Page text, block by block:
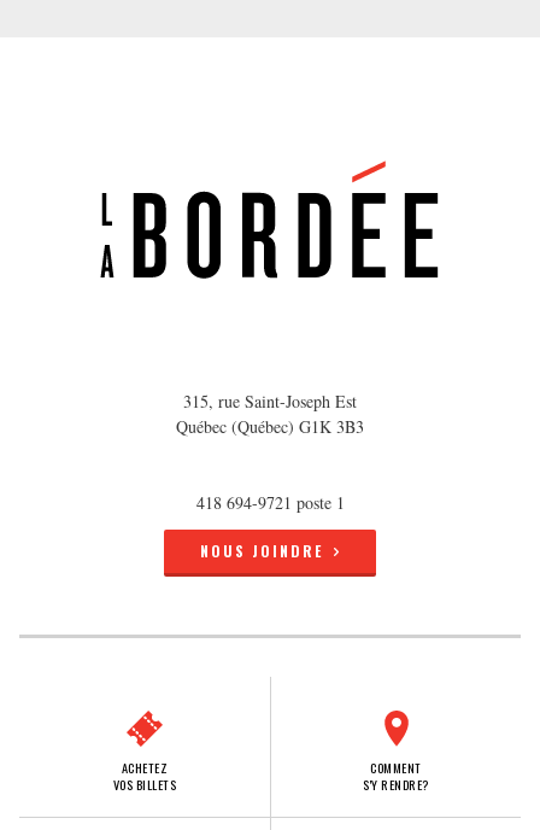
315, rue Saint-Joseph Est
Québec (Québec) G1K 3B3
418 694-9721 poste 1
NOUS JOINDRE
ACHETEZ
VOS BILLETS
COMMENT
S'Y RENDRE?